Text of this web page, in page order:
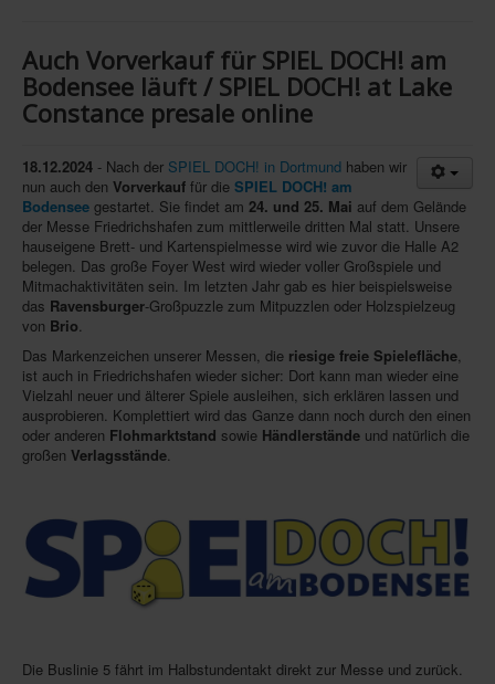
Magazine
Abos/Subscriptions
SpieleMag
Infos
Shop
Download spielbox Special 2025
Newsletter
Spieledatenbank
Premium login
Neuheiten-New Games
Preise-Awards
Branchen-/Wirtschaftsnews
Interviews
Veranstaltungen-Events
Auch Vorverkauf für SPIEL DOCH! am
Bodensee läuft / SPIEL DOCH! at Lake
Constance presale online
18.12.2024 - Nach der SPIEL DOCH! in Dortmund haben wir
nun auch den Vorverkauf für die SPIEL DOCH! am
Bodensee gestartet. Sie findet am 24. und 25. Mai auf dem Gelände
der Messe Friedrichshafen zum mittlerweile dritten Mal statt. Unsere
hauseigene Brett- und Kartenspielmesse wird wie zuvor die Halle A2
belegen. Das große Foyer West wird wieder voller Großspiele und
Mitmachaktivitäten sein. Im letzten Jahr gab es hier beispielsweise
das Ravensburger-Großpuzzle zum Mitpuzzlen oder Holzspielzeug
von Brio.
Das Markenzeichen unserer Messen, die riesige freie Spielefläche,
ist auch in Friedrichshafen wieder sicher: Dort kann man wieder eine
Vielzahl neuer und älterer Spiele ausleihen, sich erklären lassen und
ausprobieren. Komplettiert wird das Ganze dann noch durch den einen
oder anderen Flohmarktstand sowie Händlerstände und natürlich die
großen Verlagsstände.
Die Buslinie 5 fährt im Halbstundentakt direkt zur Messe und zurück.